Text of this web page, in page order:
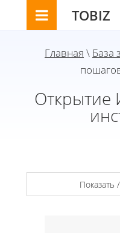
TOBIZ
Главная \ База
Открытие
Показать